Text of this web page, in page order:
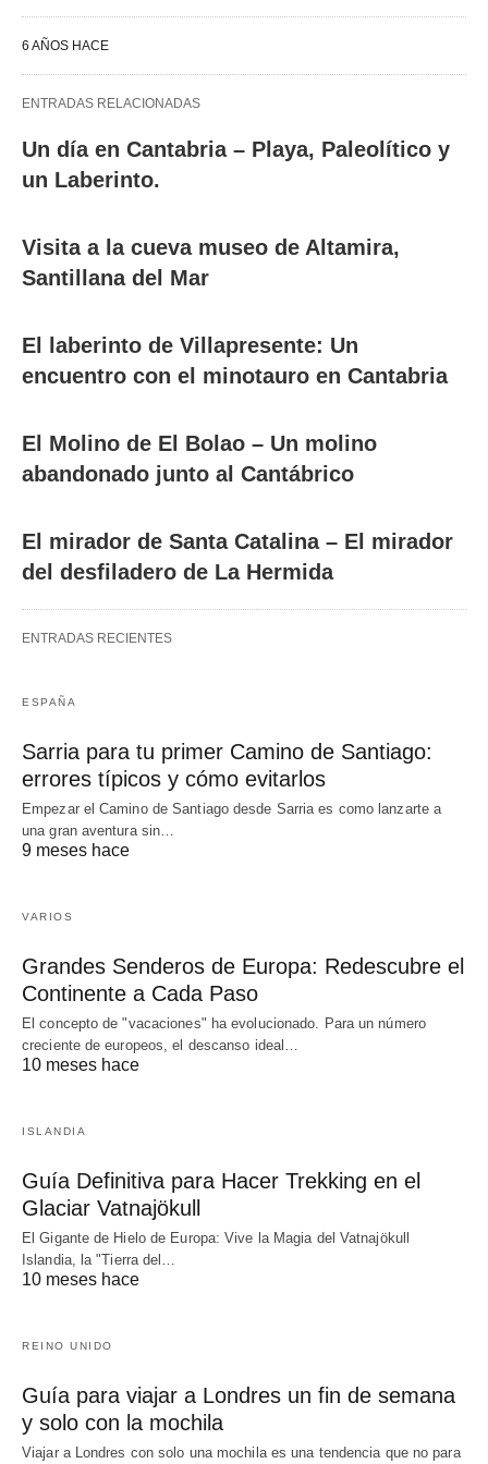
6 AÑOS HACE
ENTRADAS RELACIONADAS
Un día en Cantabria – Playa, Paleolítico y
un Laberinto.
Visita a la cueva museo de Altamira,
Santillana del Mar
El laberinto de Villapresente: Un
encuentro con el minotauro en Cantabria
El Molino de El Bolao – Un molino
abandonado junto al Cantábrico
El mirador de Santa Catalina – El mirador
del desfiladero de La Hermida
ENTRADAS RECIENTES
ESPAÑA
Sarria para tu primer Camino de Santiago:
errores típicos y cómo evitarlos
Empezar el Camino de Santiago desde Sarria es como lanzarte a
una gran aventura sin…
9 meses hace
VARIOS
Grandes Senderos de Europa: Redescubre el
Continente a Cada Paso
El concepto de "vacaciones" ha evolucionado. Para un número
creciente de europeos, el descanso ideal…
10 meses hace
ISLANDIA
Guía Definitiva para Hacer Trekking en el
Glaciar Vatnajökull
El Gigante de Hielo de Europa: Vive la Magia del Vatnajökull
Islandia, la "Tierra del…
10 meses hace
REINO UNIDO
Guía para viajar a Londres un fin de semana
y solo con la mochila
Viajar a Londres con solo una mochila es una tendencia que no para